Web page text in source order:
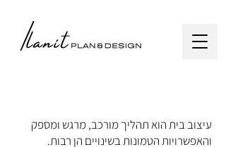
עיצוב בית הוא תהליך מורכב, מרגש ומספק
והאפשרויות הטמונות בשינויים הן רבות.